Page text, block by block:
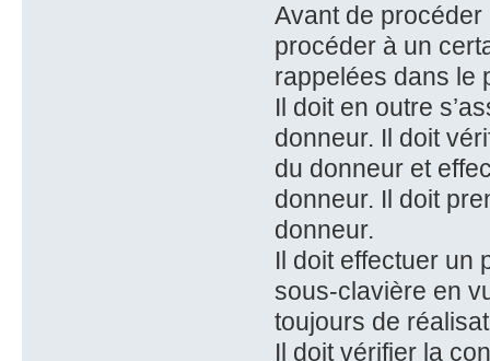
Avant de
procéder à un
rappelées dans le
Il doit en outre
donneur. Il doit
du donneur et
donneur. Il doit
donneur.
Il doit effectuer un
sous-clavière en
toujours de
Il doit vérifier la